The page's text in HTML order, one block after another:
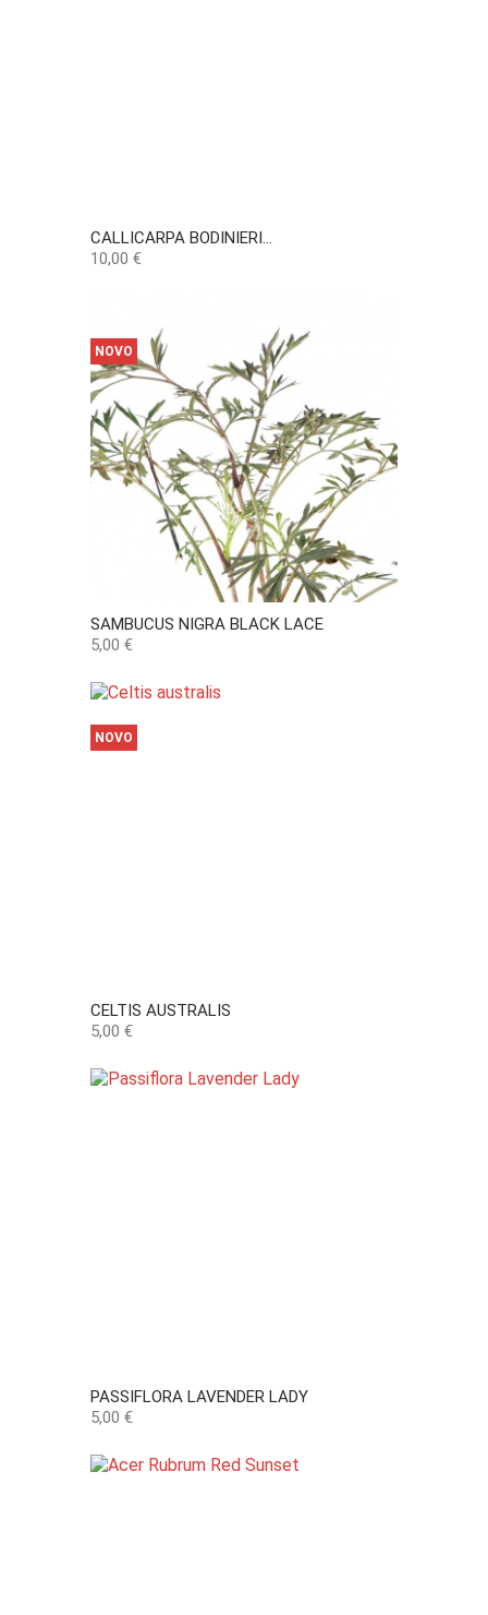
CALLICARPA BODINIERI...
Preço
10,00 €
SAMBUCUS NIGRA BLACK LACE
Preço
5,00 €
NOVO
CELTIS AUSTRALIS
Preço
5,00 €
NOVO
PASSIFLORA LAVENDER LADY
Preço
5,00 €